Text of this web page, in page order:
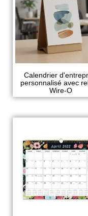
Calendrier
personnalisé avec
Wire-O